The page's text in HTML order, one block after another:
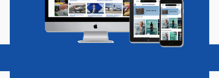
Magazine Podcasts Vacatures